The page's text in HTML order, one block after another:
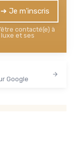
➔ Je m'inscris
contacté(e) à
et ses
Google